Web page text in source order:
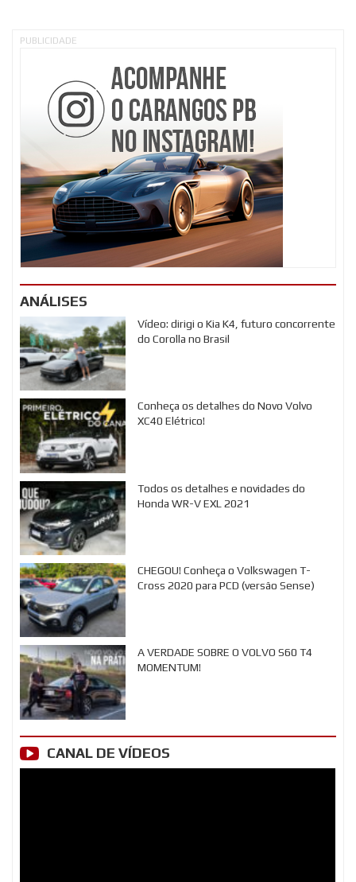
PUBLICIDADE
ANÁLISES
Vídeo: dirigi o Kia K4, futuro concorrente
do Corolla no Brasil
Conheça os detalhes do Novo Volvo
XC40 Elétrico!
Todos os detalhes e novidades do
Honda WR-V EXL 2021
CHEGOU! Conheça o Volkswagen T-
Cross 2020 para PCD (versão Sense)
A VERDADE SOBRE O VOLVO S60 T4
MOMENTUM!
CANAL DE VÍDEOS